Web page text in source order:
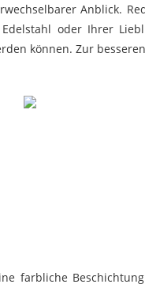
Anblick.
oder Ihrer
können. Zur
farbliche